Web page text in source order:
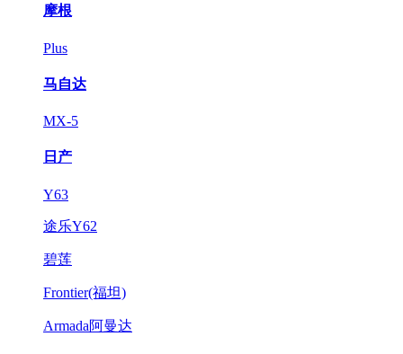
摩根
Plus
马自达
MX-5
日产
Y63
途乐Y62
碧莲
Frontier(福坦)
Armada阿曼达